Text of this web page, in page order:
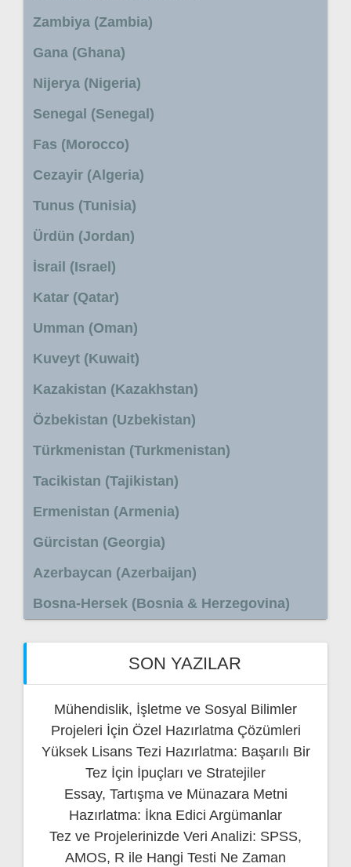
Zambiya (Zambia)
Gana (Ghana)
Nijerya (Nigeria)
Senegal (Senegal)
Fas (Morocco)
Cezayir (Algeria)
Tunus (Tunisia)
Ürdün (Jordan)
İsrail (Israel)
Katar (Qatar)
Umman (Oman)
Kuveyt (Kuwait)
Kazakistan (Kazakhstan)
Özbekistan (Uzbekistan)
Türkmenistan (Turkmenistan)
Tacikistan (Tajikistan)
Ermenistan (Armenia)
Gürcistan (Georgia)
Azerbaycan (Azerbaijan)
Bosna-Hersek (Bosnia & Herzegovina)
SON YAZILAR
Mühendislik, İşletme ve Sosyal Bilimler
Projeleri İçin Özel Hazırlatma Çözümleri
Yüksek Lisans Tezi Hazırlatma: Başarılı Bir
Tez İçin İpuçları ve Stratejiler
Essay, Tartışma ve Münazara Metni
Hazırlatma: İkna Edici Argümanlar
Tez ve Projelerinizde Veri Analizi: SPSS,
AMOS, R ile Hangi Testi Ne Zaman